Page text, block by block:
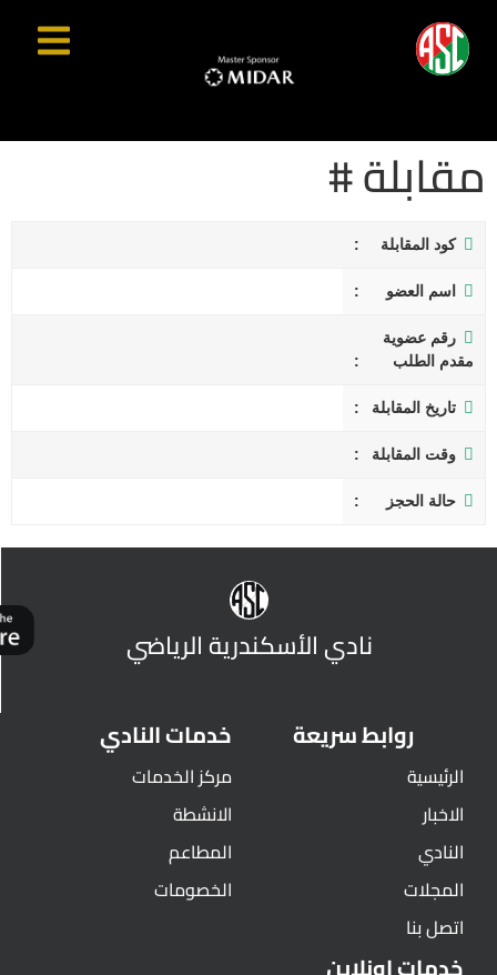
مقابلة #
كود المقابلة
اسم العضو
رقم عضوية
مقدم الطلب
تاريخ المقابلة
وقت المقابلة
حالة الحجز
نادي الأسكندرية الرياضي
روابط سريعة
الرئيسية
الاخبار
النادي
المجلات
اتصل بنا
خدمات النادي
مركز الخدمات
الانشطة
المطاعم
الخصومات